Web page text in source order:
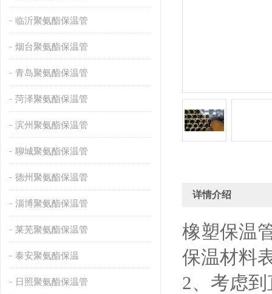
临沂聚氨酯保温管
烟台聚氨酯保温管
青岛聚氨酯保温管
菏泽聚氨酯保温管
滨州聚氨酯保温管
聊城聚氨酯保温管
德州聚氨酯保温管
淄博聚氨酯保温管
莱芜聚氨酯保温管
泰安聚氨酯保温
日照聚氨酯保温管
详情介绍
橡塑保温
保温材料
2、考虑